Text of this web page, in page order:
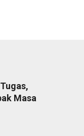
Masa